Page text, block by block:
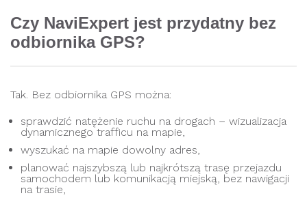
Czy NaviExpert jest przydatny bez
odbiornika GPS?
Tak. Bez odbiornika GPS można:
sprawdzić natężenie ruchu na drogach – wizualizacja
dynamicznego trafficu na mapie,
wyszukać na mapie dowolny adres,
planować najszybszą lub najkrótszą trasę przejazdu
samochodem lub komunikacją miejską, bez nawigacji
na trasie,